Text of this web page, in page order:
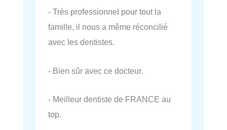
- Très professionnel pour tout la
famille, il nous a même réconcilié
avec les dentistes.
- Bien sûr avec ce docteur.
- Meilleur dentiste de FRANCE au
top.